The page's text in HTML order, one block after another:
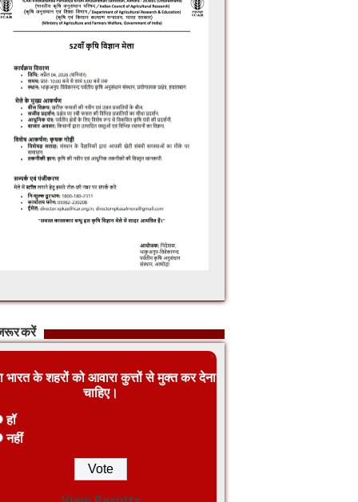
करें
भारत के शहरों को आवारा कुत्तों से मुक्त कर देना
चाहिए।
हॉ
नहीं